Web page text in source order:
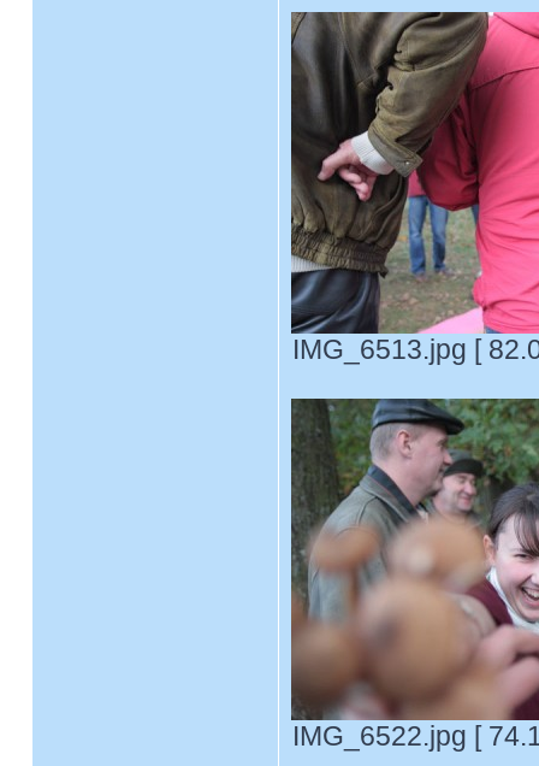
IMG_6513.jpg [
IMG_6522.jpg [